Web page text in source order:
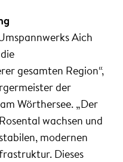
Aich
gesamten Region“,
der
Wörthersee. „Der
wachsen und
modernen
Dieses